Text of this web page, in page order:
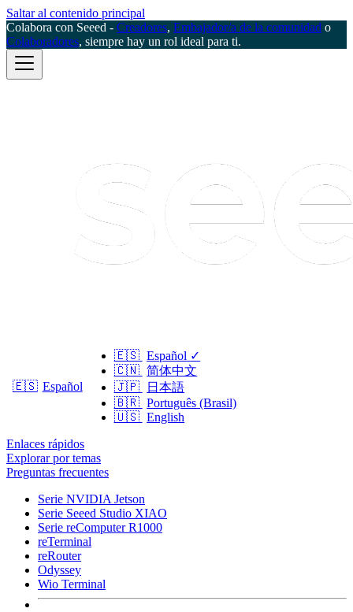
Saltar al contenido principal
Colabora con Seeed - Creadores, Embajador/a de la comunidad o
Colaboradores, siempre hay un rol ideal para ti.
🇪🇸 Español
🇪🇸 Español ✓
🇨🇳 简体中文
🇯🇵
日本語
🇧🇷 Português (Brasil)
🇺🇸 English
Enlaces rápidos
Explorar por temas
Preguntas frecuentes
Serie NVIDIA Jetson
Serie Seeed Studio XIAO
Serie reComputer R1000
reTerminal
reRouter
Odyssey
Wio Terminal